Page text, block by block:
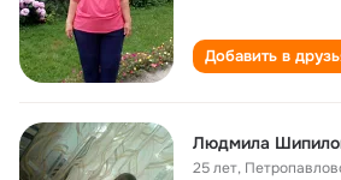
Добавить в
Людмила
25 лет,